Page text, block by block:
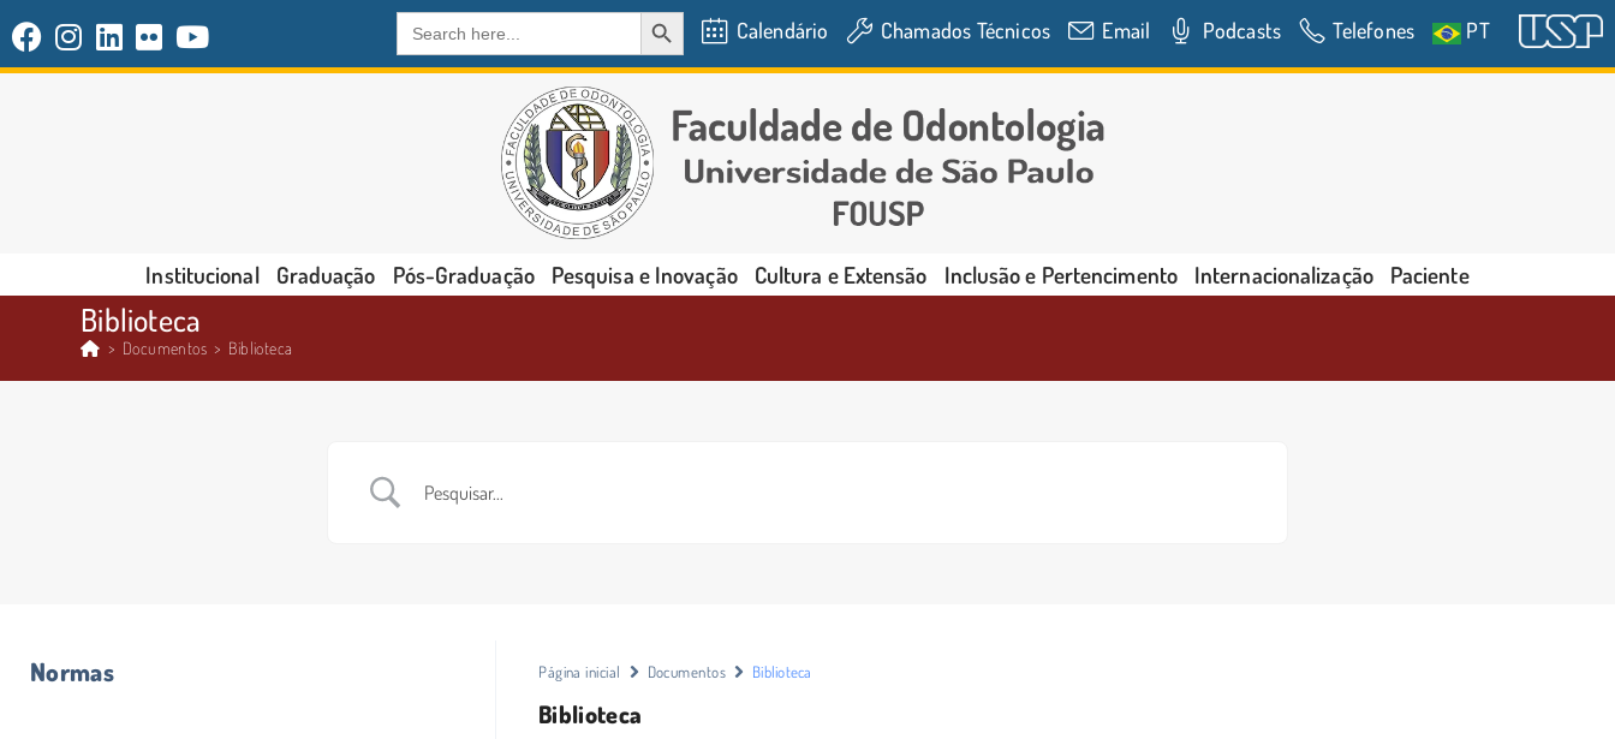
Search
for:
SEARCH BUTTON
Calendário Chamados Técnicos Email Podcasts Telefones PT
Institucional Graduação Pós-Graduação Pesquisa e Inovação Cultura e Extensão Inclusão e Pertencimento Internacionalização Paciente
Biblioteca
> Documentos > Biblioteca
Normas Página inicial Documentos Biblioteca
Biblioteca